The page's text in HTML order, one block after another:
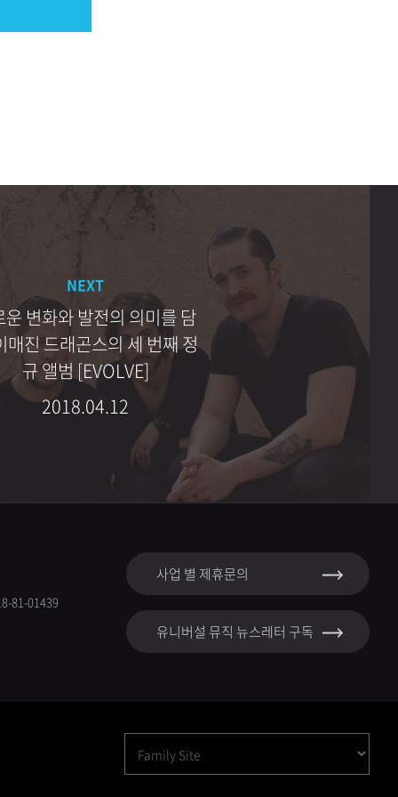
NEXT
운 변화와 발전의 의미를 담
매진 드래곤스의 세 번째 정
규 앨범 [EVOLVE]
2018.04.12
81-01439
사업 별 제휴문의
유니버설 뮤직 뉴스레터 구독